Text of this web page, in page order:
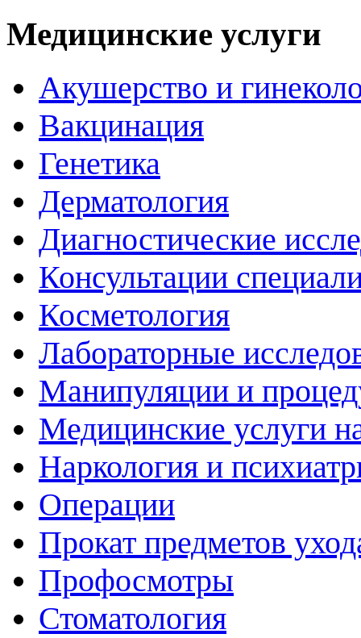
Медицинские услуги
Акушерство и
Вакцинация
Генетика
Дерматология
Диагностические
Консультации
Косметология
Лабораторные
Манипуляции и
Медицинские услуги
Наркология и
Операции
Прокат предметов
Профосмотры
Стоматология